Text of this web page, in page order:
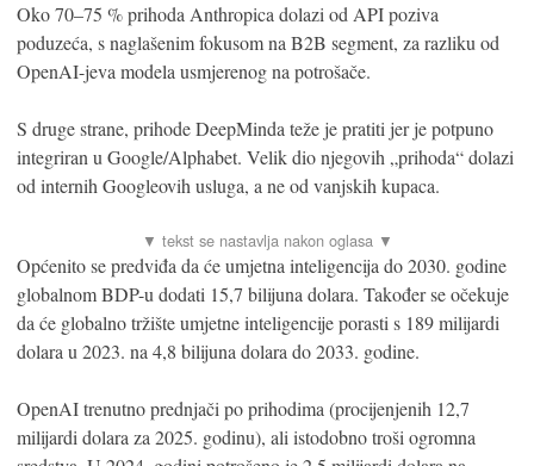
Oko 70–75 % prihoda Anthropica dolazi od API poziva
poduzeća, s naglašenim fokusom na B2B segment, za razliku od
OpenAI-jeva modela usmjerenog na potrošače.
S druge strane, prihode DeepMinda teže je pratiti jer je potpuno
integriran u Google/Alphabet. Velik dio njegovih „prihoda“ dolazi
od internih Googleovih usluga, a ne od vanjskih kupaca.
Općenito se predviđa da će umjetna inteligencija do 2030. godine
globalnom BDP-u dodati 15,7 bilijuna dolara. Također se očekuje
da će globalno tržište umjetne inteligencije porasti s 189 milijardi
dolara u 2023. na 4,8 bilijuna dolara do 2033. godine.
OpenAI trenutno prednjači po prihodima (procijenjenih 12,7
milijardi dolara za 2025. godinu), ali istodobno troši ogromna